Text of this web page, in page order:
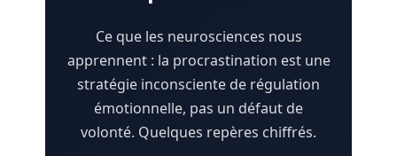
Ce que les neurosciences nous
apprennent : la procrastination est une
stratégie inconsciente de régulation
émotionnelle, pas un défaut de
volonté. Quelques repères chiffrés.